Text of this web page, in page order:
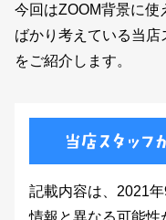
ご利用ガイド
お問い合わせ
今回はZOOM背景に使
ばかり考えている当店
をご紹介します。
記載内容は、2021
情報と異なる可能性